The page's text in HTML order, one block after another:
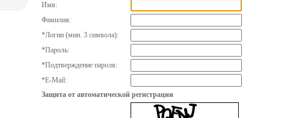
Имя:
Фамилия:
*Логин (мин. 3 символа):
*Пароль:
*Подтверждение пароля:
*E-Mail:
Защита от автоматической регистрации